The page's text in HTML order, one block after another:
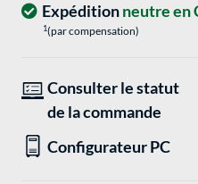
Expéditionneutre en
1(par compensation)
Consulter le statut
de la commande
Configurateur PC